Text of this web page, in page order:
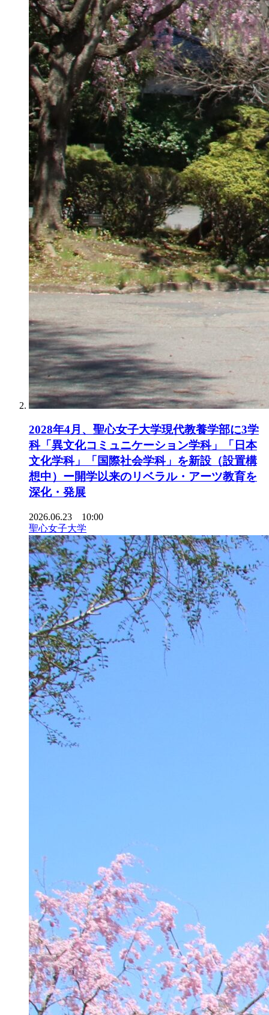
2028年4月、聖心女子大学現代教養学部に3学
科「異文化コミュニケーション学科」「日本
文化学科」「国際社会学科」を新設（設置構
想中）ー開学以来のリベラル・アーツ教育を
深化・発展
2026.06.23 10:00
聖心女子大学